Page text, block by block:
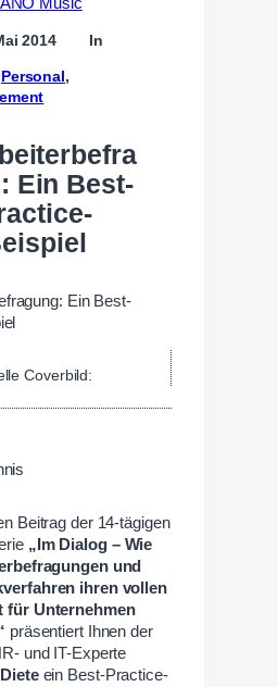
2014 In
Personal
Ein Best-
Coverbild:
Beitrag der 14-tägigen
„Im Dialog – Wie
und
ihren vollen
für Unternehmen
präsentiert Ihnen der
und IT-Experte
ein Best-Practice-